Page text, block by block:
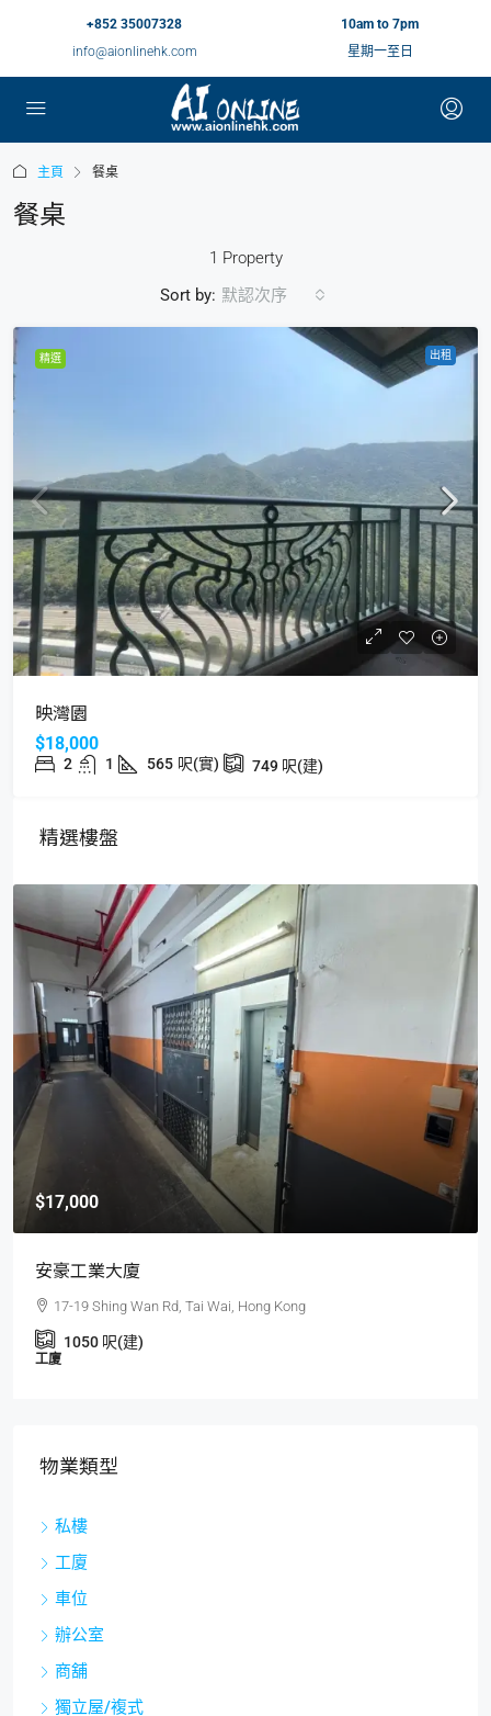
+852 35007328
info@aionlinehk.com
10am to 7pm
星期一至日
主頁 餐桌
餐桌
1 Property
Sort by: 默認次序
精選 出租
映灣園
$18,000
2 1 565 呎(實) 749 呎(建)
精選樓盤
$17,000
安豪工業大廈
17-19 Shing Wan Rd, Tai Wai, Hong Kong
1050 呎(建)
工廈
物業類型
私樓
工廈
車位
辦公室
商舖
獨立屋/複式